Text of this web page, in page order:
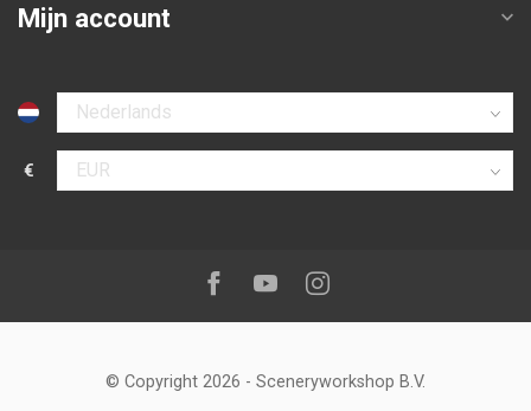
Mijn account
Selecteer taal
€
Selecteer valuta
Volg ons op:Facebook
YoutubeInstagram
© Copyright 2026 - Sceneryworkshop B.V.